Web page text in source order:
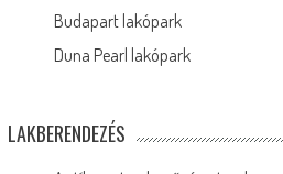
Budapart lakópark
Duna Pearl lakópark
LAKBERENDEZÉS